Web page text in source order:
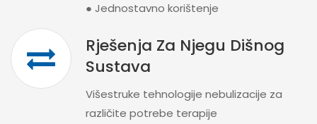
● Jednostavno korištenje
Rješenja Za Njegu Dišnog
Sustava
Višestruke tehnologije nebulizacije za
različite potrebe terapije